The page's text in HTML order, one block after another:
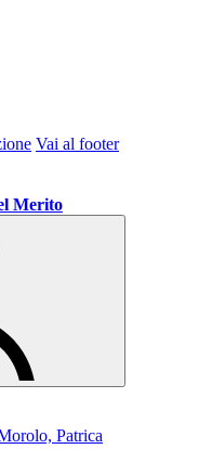
Vai al footer
Merito
Patrica